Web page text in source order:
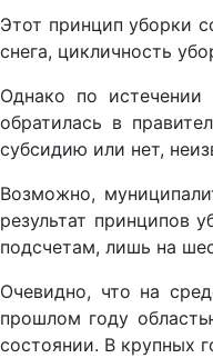
Этот принцип уборки
снега, цикличность
Однако по истечении
обратилась в
субсидию или нет,
Возможно,
результат принципов
подсчетам, лишь на
Очевидно, что на
прошлом году
состоянии. В крупных